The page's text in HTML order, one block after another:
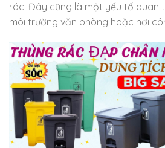
rác. Đây cũng là một yếu tố quan
môi trường văn phòng hoặc nơi